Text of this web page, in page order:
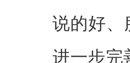
说的好、
进一步完